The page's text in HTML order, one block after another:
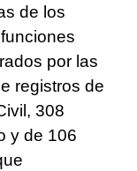
de los
por las
registros de
308
y de 106